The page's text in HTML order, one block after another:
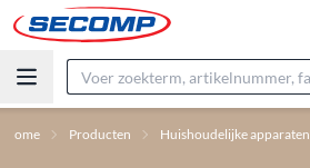
Home Producten Huishoudelijke apparaten